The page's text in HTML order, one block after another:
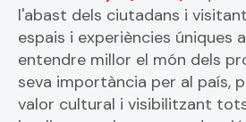
l'abast dels ciutadans i
espais i experiències úniques
entendre millor el món dels
seva importància per al país,
valor cultural i visibilitzant